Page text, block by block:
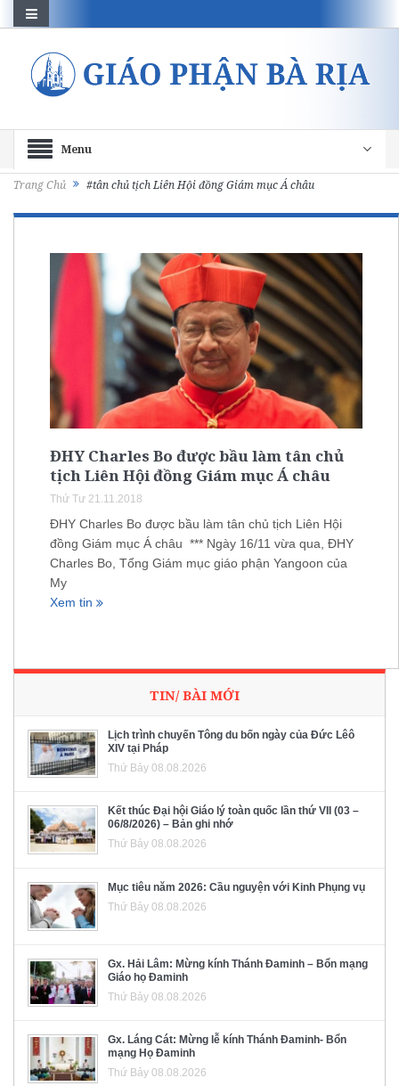
Menu
Trang Chủ #tân chủ tịch Liên Hội đồng Giám mục Á châu
ĐHY Charles Bo được bầu làm tân chủ
tịch Liên Hội đồng Giám mục Á châu
Thứ Tư 21.11.2018
ĐHY Charles Bo được bầu làm tân chủ tịch Liên Hội
đồng Giám mục Á châu *** Ngày 16/11 vừa qua, ĐHY
Charles Bo, Tổng Giám mục giáo phận Yangoon của
My
Xem tin
TIN/ BÀI MỚI
Lịch trình chuyến Tông du bốn ngày của Đức Lêô
XIV tại Pháp
Thứ Bảy 08.08.2026
Kết thúc Đại hội Giáo lý toàn quốc lần thứ VII (03 –
06/8/2026) – Bản ghi nhớ
Thứ Bảy 08.08.2026
Mục tiêu năm 2026: Cầu nguyện với Kinh Phụng vụ
Thứ Bảy 08.08.2026
Gx. Hải Lâm: Mừng kính Thánh Đaminh – Bổn mạng
Giáo họ Đaminh
Thứ Bảy 08.08.2026
Gx. Láng Cát: Mừng lễ kính Thánh Đaminh- Bổn
mạng Họ Đaminh
Thứ Bảy 08.08.2026